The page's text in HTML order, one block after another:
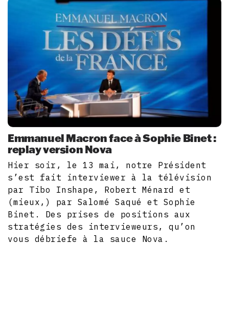
Emmanuel Macron face à Sophie Binet :
replay version Nova
Hier soir, le 13 mai, notre Président
s’est fait interviewer à la télévision
par Tibo Inshape, Robert Ménard et
(mieux,) par Salomé Saqué et Sophie
Binet. Des prises de positions aux
stratégies des intervieweurs, qu’on
vous débriefe à la sauce Nova.